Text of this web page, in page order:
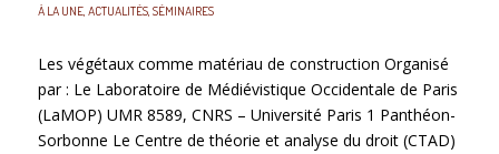
À LA UNE, ACTUALITÉS, SÉMINAIRES
Les végétaux comme matériau de construction Organisé
par : Le Laboratoire de Médiévistique Occidentale de Paris
(LaMOP) UMR 8589, CNRS – Université Paris 1 Panthéon-
Sorbonne Le Centre de théorie et analyse du droit (CTAD)